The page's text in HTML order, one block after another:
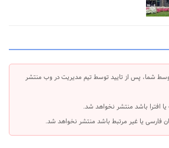
شما، پس از تایید توسط تیم مدیریت در وب منتشر
افترا باشد منتشر نخواهد شد.
فارسی یا غیر مرتبط باشد منتشر نخواهد شد.